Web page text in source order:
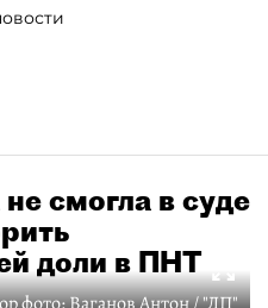
смогла в суде
доли в ПНТ